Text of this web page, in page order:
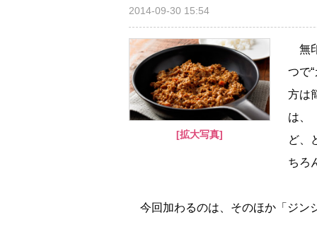
2014-09-30 15:54
[拡大写真]
無
つで
方は
は、
ど、
ちろ
今回加わるのは、そのほか「ジン